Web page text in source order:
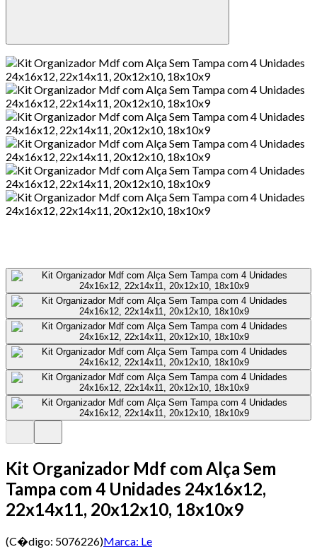
Kit Organizador Mdf com Alça Sem
Tampa com 4 Unidades 24x16x12,
22x14x11, 20x12x10, 18x10x9
(C�digo: 5076226)Marca: Le